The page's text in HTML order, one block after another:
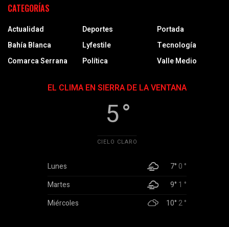
CATEGORÍAS
Actualidad
Bahía Blanca
Comarca Serrana
Deportes
Lyfestile
Política
Portada
Tecnología
Valle Medio
EL CLIMA EN SIERRA DE LA VENTANA
5 °
CIELO CLARO
Lunes 7°0 °
Martes
9° 1 °
Miércoles
10°2 °